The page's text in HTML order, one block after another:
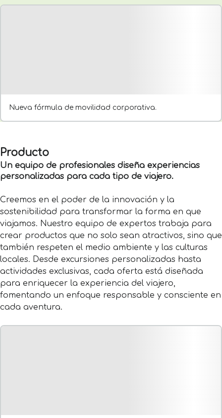
Nueva fórmula de movilidad corporativa.
Producto
Un equipo de profesionales diseña experiencias
personalizadas para cada tipo de viajero.
Creemos en el poder de la innovación y la
sostenibilidad para transformar la forma en que
viajamos. Nuestro equipo de expertos trabaja para
crear productos que no solo sean atractivos, sino que
también respeten el medio ambiente y las culturas
locales. Desde excursiones personalizadas hasta
actividades exclusivas, cada oferta está diseñada
para enriquecer la experiencia del viajero,
fomentando un enfoque responsable y consciente en
cada aventura.